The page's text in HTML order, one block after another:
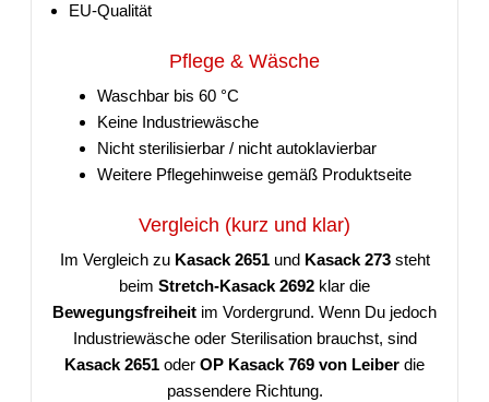
EU-Qualität
Pflege & Wäsche
Waschbar bis 60 °C
Keine Industriewäsche
Nicht sterilisierbar / nicht autoklavierbar
Weitere Pflegehinweise gemäß Produktseite
Vergleich (kurz und klar)
Im Vergleich zu Kasack 2651und Kasack 273steht
beim Stretch-Kasack 2692 klar die
Bewegungsfreiheit im Vordergrund. Wenn Du jedoch
Industriewäsche oder Sterilisation brauchst, sind
Kasack 2651 oder OP Kasack 769 von Leiber die
passendere Richtung.